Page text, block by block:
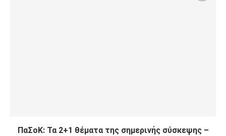
ΠαΣοΚ: Τα 2+1 θέματα της σημερινής σύσκεψης –